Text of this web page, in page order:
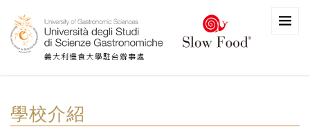
學校介紹